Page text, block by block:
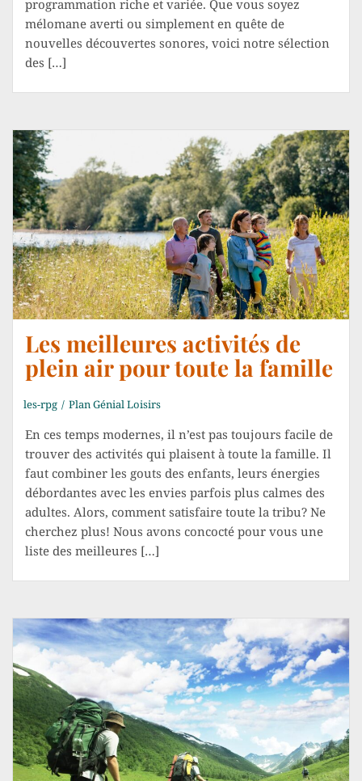
programmation riche et variée. Que vous soyez
mélomane averti ou simplement en quête de
nouvelles découvertes sonores, voici notre sélection
des […]
Les meilleures activités de
plein air pour toute la famille
les-rpg Plan Génial Loisirs
En ces temps modernes, il n’est pas toujours facile de
trouver des activités qui plaisent à toute la famille. Il
faut combiner les gouts des enfants, leurs énergies
débordantes avec les envies parfois plus calmes des
adultes. Alors, comment satisfaire toute la tribu? Ne
cherchez plus! Nous avons concocté pour vous une
liste des meilleures […]